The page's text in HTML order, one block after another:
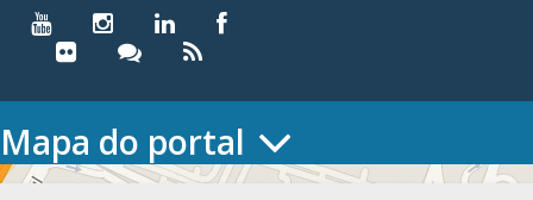
Mapa do portal
HOME